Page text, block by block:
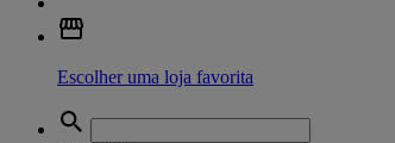
Escolher uma loja favorita